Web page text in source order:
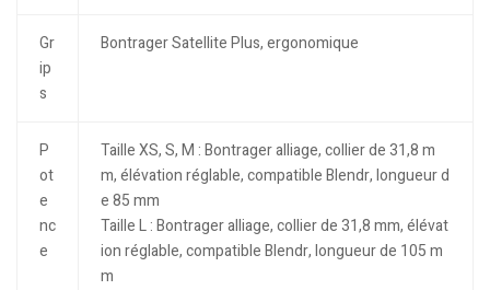
Gr
ip
s
Bontrager Satellite Plus, ergonomique
P
ot
e
nc
e
Taille XS, S, M : Bontrager alliage, collier de 31,8 m
m, élévation réglable, compatible Blendr, longueur d
e 85 mm
Taille L : Bontrager alliage, collier de 31,8 mm, élévat
ion réglable, compatible Blendr, longueur de 105 m
m